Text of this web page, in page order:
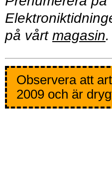
på vårt magasin.
Observera att
2009 och är